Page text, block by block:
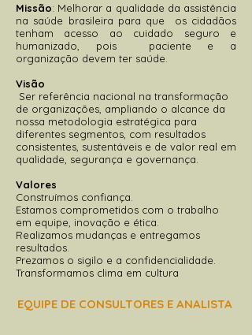
Missão: Melhorar a qualidade da assistência
na saúde brasileira para que os cidadãos
tenham acesso ao cuidado seguro e
humanizado, pois paciente e a
organização devem ter saúde.
Visão
Ser referência nacional na transformação
de organizações, ampliando o alcance da
nossa metodologia estratégica para
diferentes segmentos, com resultados
consistentes, sustentáveis e de valor real em
qualidade, segurança e governança.
​Valores
Construímos confiança.
Estamos comprometidos com o trabalho
em equipe, inovação e ética.
Realizamos mudanças e entregamos
resultados.
Prezamos o sigilo e a confidencialidade.
Transformamos clima em cultura
EQUIPE DE CONSULTORES E ANALISTA